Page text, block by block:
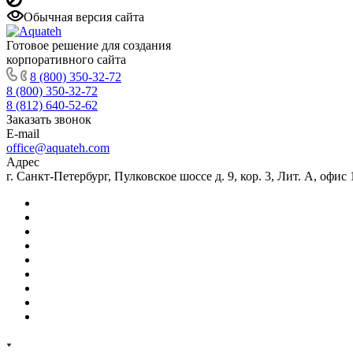
Обычная версия сайта
Готовое решение для создания
корпоративного сайта
8 (800) 350-32-72
8 (800) 350-32-72
8 (812) 640-52-62
Заказать звонок
E-mail
office@aquateh.com
Адрес
г. Санкт-Петербург, Пулковское шоссе д. 9, кор. 3, Лит. А, офис